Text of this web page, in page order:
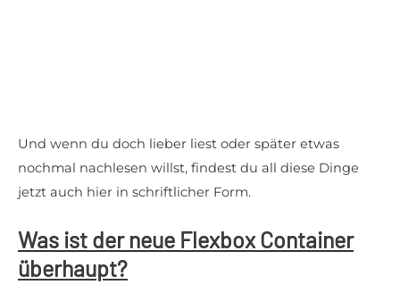
Und wenn du doch lieber liest oder später etwas
nochmal nachlesen willst, findest du all diese Dinge
jetzt auch hier in schriftlicher Form.
Was ist der neue Flexbox Container
überhaupt?